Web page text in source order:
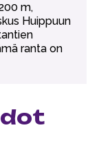
m,
Huippuun
ranta on